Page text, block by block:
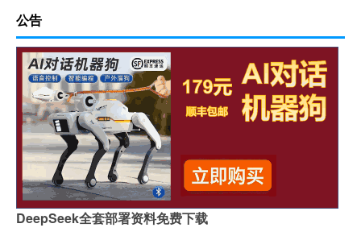
公告
DeepSeek全套部署资料免费下载